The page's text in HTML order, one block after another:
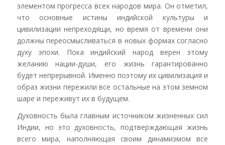
элементом прогресса всех народов мира. Он отметил,
что основные истины индийской культуры и
цивилизации непреходящи, но время от времени они
должны переосмысливаться в новых формах согласно
духу эпохи. Пока индийский народ верен этому
желанию нации-души, его жизнь гарантированно
будет непрерывной. Именно поэтому их цивилизация и
образ жизни пережили все остальные на этом земном
шаре и переживут их в будущем.
Духовность была главным источником жизненных сил
Индии, но это духовность, подтверждающая жизнь
всего мира, наполняющая своим динамизмом все